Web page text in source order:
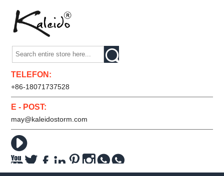

TELEFON:
+86-18071737528
E - POST:
may@kaleidostorm.com

     